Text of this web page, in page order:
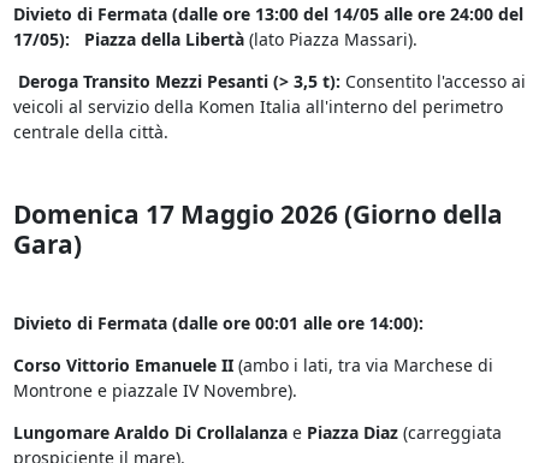
Divieto di Fermata (dalle ore 13:00 del 14/05 alle ore 24:00 del
17/05):
Piazza della Libertà(lato Piazza Massari).
Deroga Transito Mezzi Pesanti (> 3,5 t): Consentito l'accesso ai
veicoli al servizio della Komen Italia all'interno del perimetro
centrale della città.
Domenica 17 Maggio 2026 (Giorno della
Gara)
Divieto di Fermata (dalle ore 00:01 alle ore 14:00):
Corso Vittorio Emanuele II(ambo i lati, tra via Marchese di
Montrone e piazzale IV Novembre).
Lungomare Araldo Di Crollalanzae Piazza Diaz(carreggiata
prospiciente il mare).